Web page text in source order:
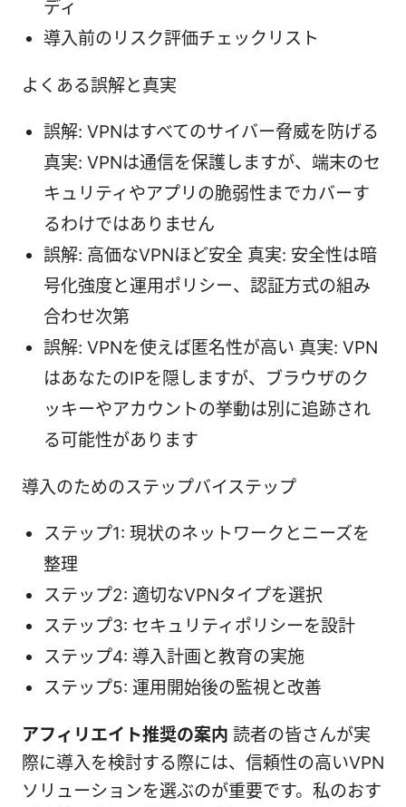
ディ
導入前のリスク評価チェックリスト
よくある誤解と真実
誤解: VPNはすべてのサイバー脅威を防げる
真実: VPNは通信を保護しますが、端末のセ
キュリティやアプリの脆弱性までカバーす
るわけではありません
誤解: 高価なVPNほど安全 真実: 安全性は暗
号化強度と運用ポリシー、認証方式の組み
合わせ次第
誤解: VPNを使えば匿名性が高い 真実: VPN
はあなたのIPを隠しますが、ブラウザのク
ッキーやアカウントの挙動は別に追跡され
る可能性があります
導入のためのステップバイステップ
ステップ1: 現状のネットワークとニーズを
整理
ステップ2: 適切なVPNタイプを選択
ステップ3: セキュリティポリシーを設計
ステップ4: 導入計画と教育の実施
ステップ5: 運用開始後の監視と改善
アフィリエイト推奨の案内 読者の皆さんが実
際に導入を検討する際には、信頼性の高いVPN
ソリューションを選ぶのが重要です。私のおす